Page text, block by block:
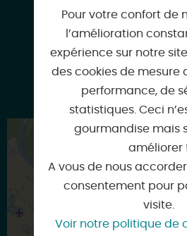
Facebook
Google
Itinéraire vers
SAINT-BENOIT-SUR-
Pour votre confort de
l’amélioration
expérience sur notre
des cookies de mesure
performance, de
statistiques. Ceci
gourmandise mais
améliorer !
A vous de nous
consentement pour
visite.
Voir notre politique de